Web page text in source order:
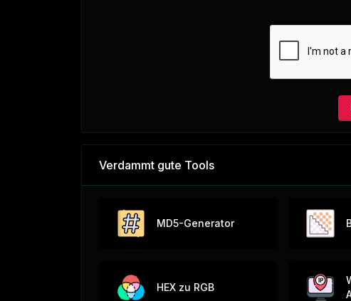
Verdammt gute Tools
MD5-Generator
HEX zu RGB